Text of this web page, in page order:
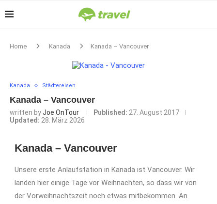
Home Kanada Kanada – Vancouver
Kanada Städtereisen
Kanada – Vancouver
written byJoe OnTour Published: 27. August 2017
Updated: 28. März 2026
Kanada – Vancouver
Unsere erste Anlaufstation in Kanada ist Vancouver. Wir
landen hier einige Tage vor Weihnachten, so dass wir von
der Vorweihnachtszeit noch etwas mitbekommen. An